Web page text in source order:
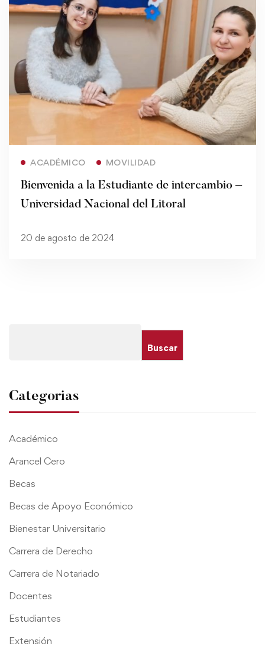
ACADÉMICO MOVILIDAD
Bienvenida a la Estudiante de intercambio –
Universidad Nacional del Litoral
20 de agosto de 2024
Buscar
Categorias
Académico
Arancel Cero
Becas
Becas de Apoyo Económico
Bienestar Universitario
Carrera de Derecho
Carrera de Notariado
Docentes
Estudiantes
Extensión